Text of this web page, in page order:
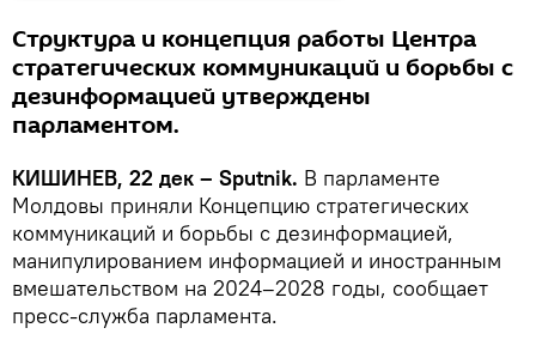
Структура и концепция работы Центра
стратегических коммуникаций и борьбы с
дезинформацией утверждены
парламентом.
КИШИНЕВ, 22 дек – Sputnik. В парламенте
Молдовы приняли Концепцию стратегических
коммуникаций и борьбы с дезинформацией,
манипулированием информацией и иностранным
вмешательством на 2024–2028 годы, сообщает
пресс-служба парламента.